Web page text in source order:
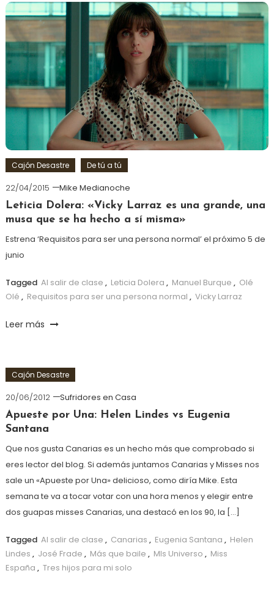
Cajón Desastre De tú a tú
22/04/2015
Mike Medianoche
Leticia Dolera: «Vicky Larraz es una grande, una
musa que se ha hecho a sí misma»
Estrena ‘Requisitos para ser una persona normal’ el próximo 5 de
junio
Tagged Al salir de clase , Leticia Dolera , Manuel Burque , Olé
Olé , Requisitos para ser una persona normal , Vicky Larraz
Leer más
Cajón Desastre
20/06/2012
Sufridores en Casa
Apueste por Una: Helen Lindes vs Eugenia
Santana
Que nos gusta Canarias es un hecho más que comprobado si
eres lector del blog. Si además juntamos Canarias y Misses nos
sale un «Apueste por Una» delicioso, como diría Mike. Esta
semana te va a tocar votar con una hora menos y elegir entre
dos guapas misses Canarias, una destacó en los 90, la […]
Tagged Al salir de clase , Canarias , Eugenia Santana , Helen
Lindes , José Frade , Más que baile , MIs Universo , Miss
España , Tres hijos para mi solo